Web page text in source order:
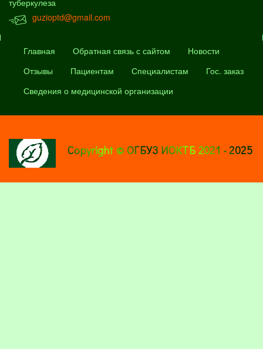
туберкулеза
guzioptd@gmail.com
Главная Обратная связь с сайтом
Новости
Отзывы
Пациентам Специалистам
Гос. заказ
Сведения о медицинской организации
Copyright © ОГБУЗ ИОКТБ 2021 - 2025